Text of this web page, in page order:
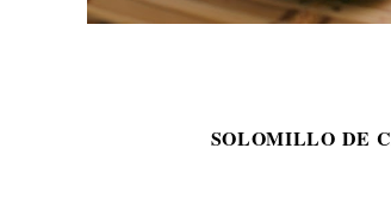
SOLOMILLO DE